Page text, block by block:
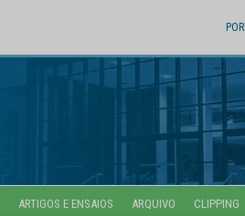
ARTIGOS E ENSAIOS ARQUIVO CLIPPING